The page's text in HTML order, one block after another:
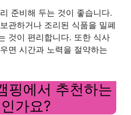
준비해 두는 것이 좋습니다.
관하거나 조리된 식품을 밀폐
것이 편리합니다. 또한 식사
면 시간과 노력을 절약하는
핑에서 추천하는
가요?